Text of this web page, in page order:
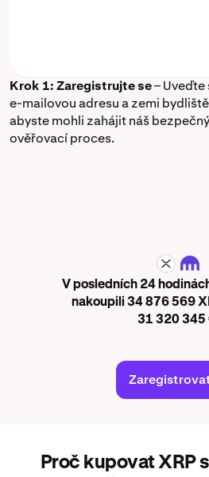
Krok 1: Zaregistrujte se– Uveďte
e-mailovou adresu a zemi
abyste mohli zahájit náš bezpečný
ověřovací proces.
XRP
V posledních 24
nakoupili 34 876 569
31 320 345
Proč kupovat XRP